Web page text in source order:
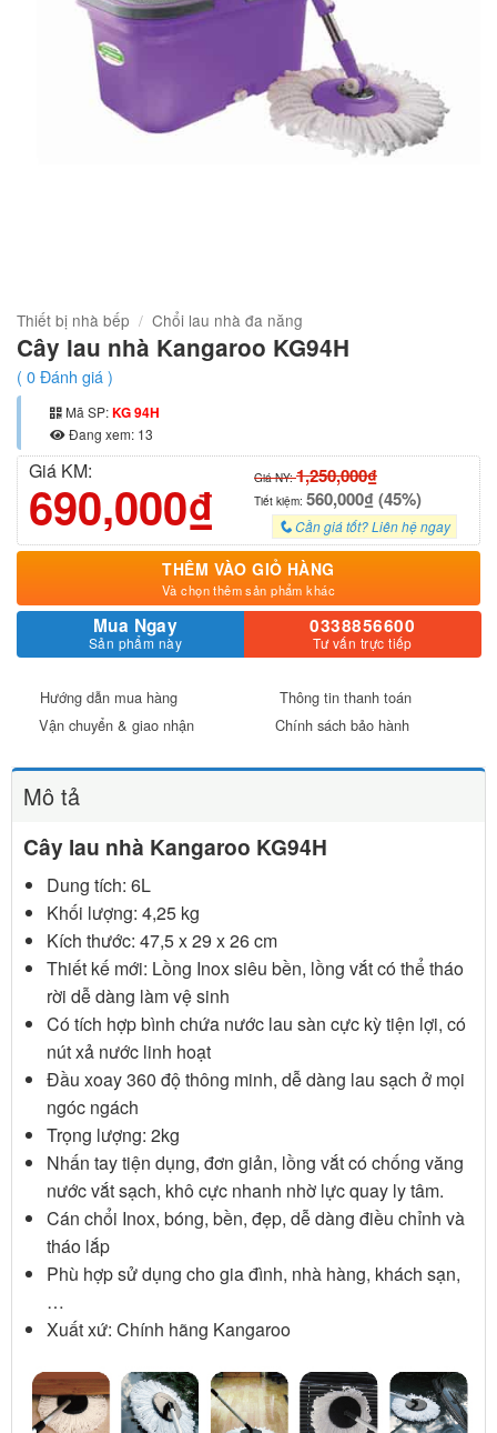
Thiết bị nhà bếp / Chổi lau nhà đa năng
Cây lau nhà Kangaroo KG94H
( 0Đánh giá )
Mã SP:KG 94H
Đang xem: 13
Giá KM:
690,000₫ Giá NY:1,250,000₫
Tiết kiệm: 560,000₫ (45%)
Cần giá tốt? Liên hệ ngay
THÊM VÀO GIỎ HÀNG
Và chọn thêm sản phẩm khác
Mua Ngay
Sản phẩm này
0338856600
Tư vấn trực tiếp
Hướng dẫn mua hàng
Thông tin thanh toán
Vận chuyển & giao nhận
Chính sách bảo hành
Mô tả
Cây lau nhà Kangaroo KG94H
Dung tích: 6L
Khối lượng: 4,25 kg
Kích thước: 47,5 x 29 x 26 cm
Thiết kế mới: Lồng Inox siêu bền, lồng vắt có thể tháo
rời dễ dàng làm vệ sinh
Có tích hợp bình chứa nước lau sàn cực kỳ tiện lợi, có
nút xả nước linh hoạt
Đầu xoay 360 độ thông minh, dễ dàng lau sạch ở mọi
ngóc ngách
Trọng lượng: 2kg
Nhấn tay tiện dụng, đơn giản, lồng vắt có chống văng
nước vắt sạch, khô cực nhanh nhờ lực quay ly tâm.
Cán chổi Inox, bóng, bền, đẹp, dễ dàng điều chỉnh và
tháo lắp
Phù hợp sử dụng cho gia đình, nhà hàng, khách sạn,
…
Xuất xứ: Chính hãng Kangaroo